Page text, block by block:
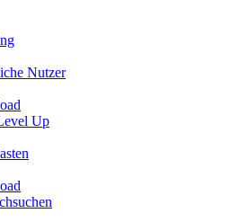
Nutzer
Up